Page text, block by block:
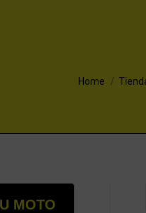
You are here:
Home
MOTO